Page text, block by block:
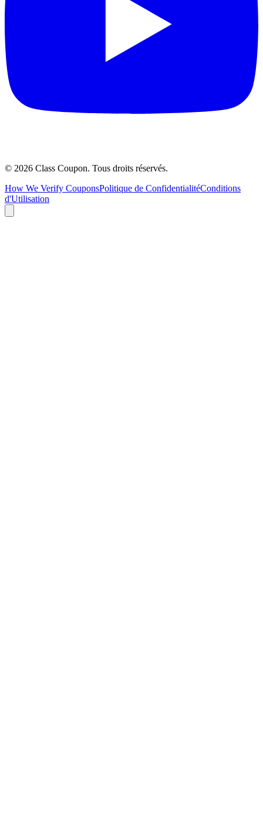
© 2026 Class Coupon. Tous droits réservés.
How We Verify CouponsPolitique de ConfidentialitéConditions
d'Utilisation